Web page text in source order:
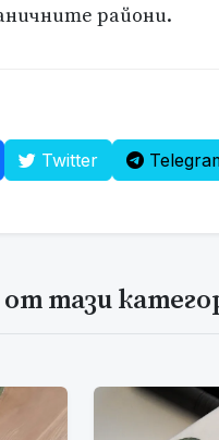
райони.
Twitter
тази